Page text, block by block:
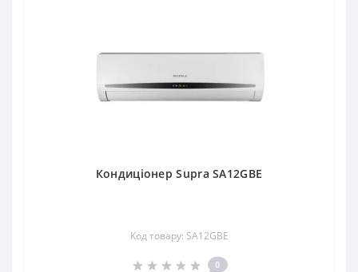
Кондиціонер Supra SA12GBE
Код товару: SA12GBE
0